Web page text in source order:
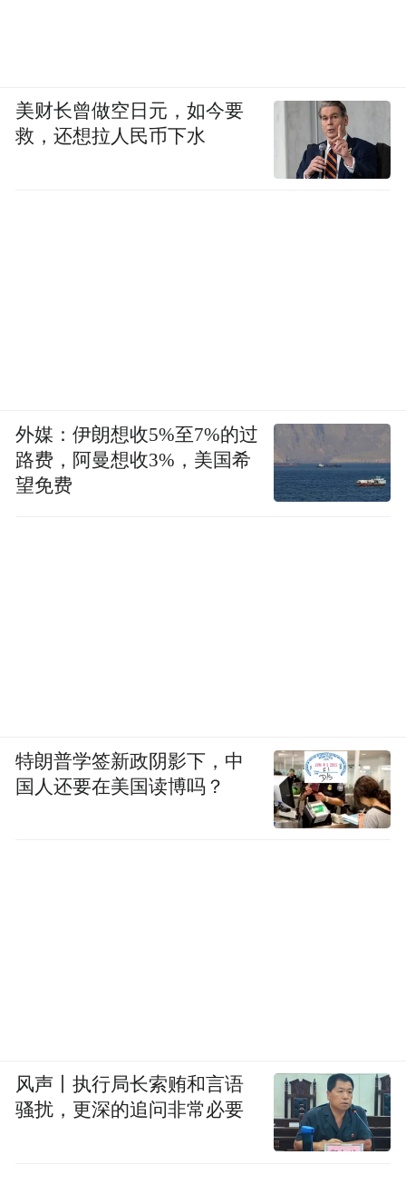
美财长曾做空日元，如今要
救，还想拉人民币下水
外媒：伊朗想收5%至7%的过
路费，阿曼想收3%，美国希
望免费
特朗普学签新政阴影下，中
国人还要在美国读博吗？
风声丨执行局长索贿和言语
骚扰，更深的追问非常必要